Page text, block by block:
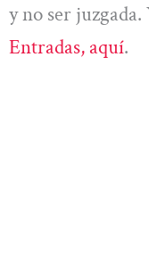
y no ser
Entradas, aquí.